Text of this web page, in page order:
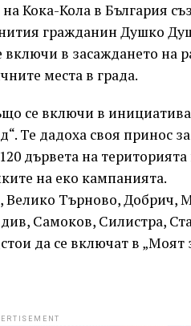
Кока-Кола в България
гражданин Душко
в засаждането на
места в града.
се включи в
Те дадоха своя принос
дървета на
на еко кампанията.
Велико Търново, Добрич,
Самоков, Силистра,
да се включат в „Моят